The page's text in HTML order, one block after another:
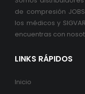
de compresión
los médicos y
encuentras con
LINKS RÁPIDOS
Inicio